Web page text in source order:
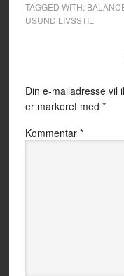
TAGGED WITH:
USUND LIVSSTIL
Din e-mailadresse vil
er markeret med *
Kommentar *